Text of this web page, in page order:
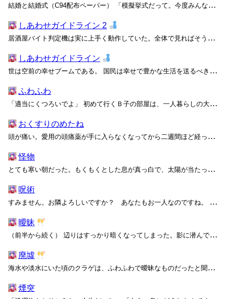
結婚と結婚式（C94配布ペーパー） 「模擬挙式だって。今度みんなで行ってみない？」 マヤが放課後に持ってきた週末の予定は、いつものとはかなり方向性が違っていた。差し出されたパンフレットには、ウェディングチャペルの写真と共に「二人の夢、永遠に」とおしゃれなフォントが踊っている。...
しあわせガイドライン 2
居酒屋バイト判定機は実に上手く動作していた。全体で見ればそうだろう。 私が持っている「しあわせガイドライン」には、こう書いてある。 幸せなみなさんのうち、満十八歳になった人は一ヶ月以内に職業適性テストを受けなければなりません。適性テストには当日のテスト結果に加え、これまでの学...
しあわせガイドライン
世は空前の幸せブームである。 国民は幸せで豊かな生活を送るべきだとされ、その実現を最優先とする政策が続いた。その目標から外れた生き方は非道徳的なものとしてしばしば批判され、国だけでなく周囲からも白い目を向けられてしまう。何が幸せで、どうすると豊かなのかを国が決定する時代に入った...
ふわふわ
「適当にくつろいでよ」 初めて行くＢ子の部屋は、一人暮らしの大学生のそれにしては綺麗だった。少なくとも、同じ一人暮らしの女子大生の私の部屋よりは整っている。フローリングの床に、ガラスのテーブルとクローゼットと、本棚にベッド。それと、もう一つある黒い棚の上に四十センチほどの水槽が...
おくすりのめたね
頭が痛い。愛用の頭痛薬が手に入らなくなってから二週間ほど経った。変だなぁ、とぼんやり思いながら日々を過ごしている。頭が痛い。 私は時々、妙な頭痛に悩まされている。 朝起きると、ぴりっとした刺激の後に頭の芯からずんとした痛みが漏れ出す。その痛みがぐるぐる脳を回っていく感覚が、た...
怪物
とても寒い朝だった。もくもくとした息が真っ白で、太陽が当たってよく輝いている。 「ハカセがね、本当は私は人間じゃないって言うの」 Ｂ子が急にそう言った。いつもより小さくて不安そうで、絞り出したような声だ。歩きながら誤魔化すように、私に聞こえないふりをする余地があるように。 ...
呪術
すみません。お隣よろしいですか？ あなたもお一人なのですね。 そうですね。少し気になったというか、昔の知り合いとよく似ていましたので。 聞きたい、ですか？ 別にかまいませんが、すごく面白い話ではないのです。ただ、呪術から抜け出せない滑稽な大人のお話ですから。いいですか？ それ...
曖昧
（前半から続く） 辺りはすっかり暗くなってしまった。影に潜んで動かなかったクラゲの群れもすっかり自由に動き出し、夜の空気が一帯を支配する。そろそろ夜露を凌げるような場所を見つけないと、闇に飲まれて死んでしまいそうだわ。 それにしても、霧が強い。少し歩くと顔がほんのり湿るという...
廃墟
海水や淡水にいた頃のクラゲは、ふわふわで曖昧なものだったと聞いています。そうですね……少なくとも、わざわざナイフで切り刻む必要はなかったのでしょう。 クラゲは全て絶滅してしまいました。私たちも、いつか絶滅するのでしょうか？ 高架の終点からさらに少し北上すると、中心市街地らしき...
煙突